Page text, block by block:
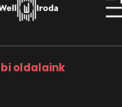
oldalaink